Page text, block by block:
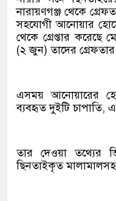
নারায়ণগঞ্জ থেকে
সহযোগী আনোয়ার
থেকে গ্রেপ্তার করেছে
(২ জুন) তাদের
এসময় আনোয়ারের
ব্যবহৃত দুইটি চাপাতি,
তার দেওয়া তথ্যের
ছিনতাইকৃত মালামালসহ